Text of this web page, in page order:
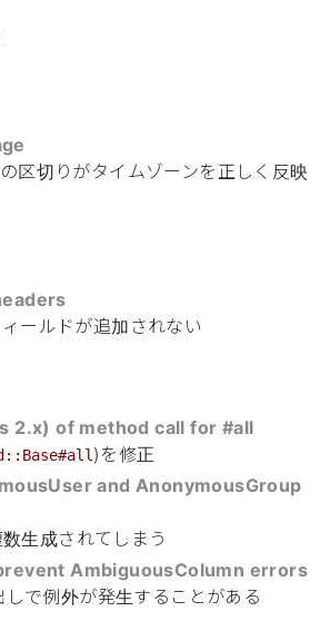
区切りがタイムゾーンを正しく反映
ールドが追加されない
2.x) of method call for #all
)を修正
and AnonymousGroup
生成されてしまう
AmbiguousColumn errors
で例外が発生することがある